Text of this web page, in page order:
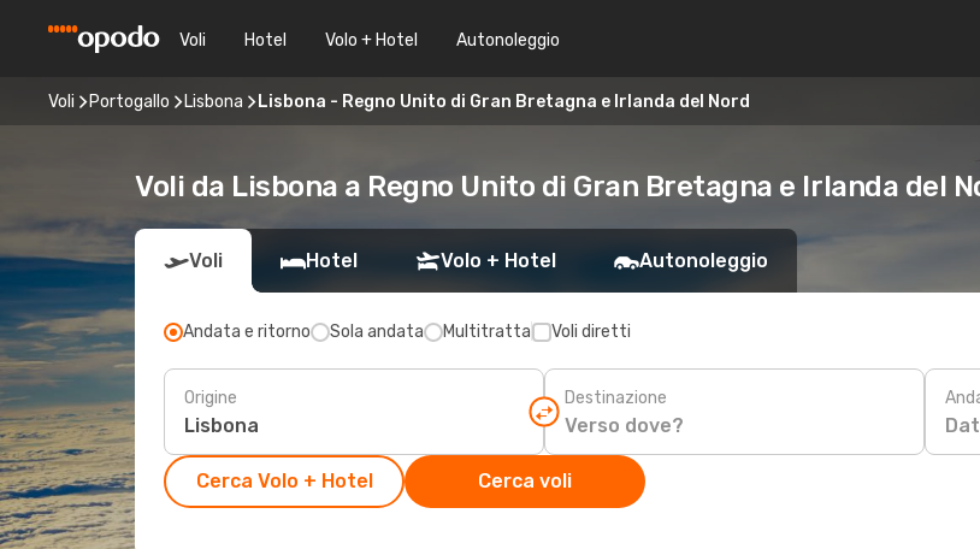
Voli Hotel Volo + Hotel Autonoleggio
Voli Portogallo Lisbona Lisbona - Regno Unito di Gran Bretagna e Irlanda del Nord
Voli da Lisbona a Regno Unito di Gran Bretagna e Irlanda del
Voli Hotel Volo + Hotel Autonoleggio
Andata e ritorno Sola andata Multitratta Voli diretti
Origine Destinazione
Cerca Volo + Hotel Cerca voli